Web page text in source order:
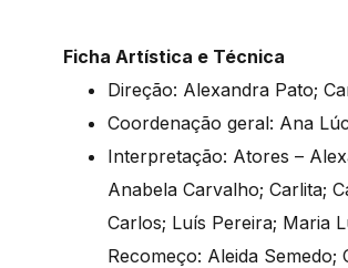
Ficha Artística e Técnica
Direção: Alexandra Pato;
Coordenação geral: Ana
Interpretação: Atores –
Anabela Carvalho; Carlita;
Carlos; Luís Pereira; Maria
Recomeço: Aleida Semedo;